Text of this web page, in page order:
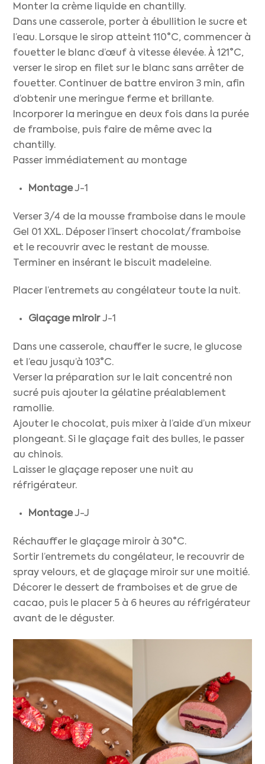
Monter la crème liquide en chantilly.
Dans une casserole, porter à ébullition le sucre et
l’eau. Lorsque le sirop atteint 110°C, commencer à
fouetter le blanc d’œuf à vitesse élevée. À 121°C,
verser le sirop en filet sur le blanc sans arrêter de
fouetter. Continuer de battre environ 3 min, afin
d’obtenir une meringue ferme et brillante.
Incorporer la meringue en deux fois dans la purée
de framboise, puis faire de même avec la
chantilly.
Passer immédiatement au montage
MontageJ-1
Verser 3/4 de la mousse framboise dans le moule
Gel 01 XXL. Déposer l’insert chocolat/framboise
et le recouvrir avec le restant de mousse.
Terminer en insérant le biscuit madeleine.
Placer l’entremets au congélateur toute la nuit.
Glaçage miroirJ-1
Dans une casserole, chauffer le sucre, le glucose
et l’eau jusqu’à 103°C.
Verser la préparation sur le lait concentré non
sucré puis ajouter la gélatine préalablement
ramollie.
Ajouter le chocolat, puis mixer à l’aide d’un mixeur
plongeant. Si le glaçage fait des bulles, le passer
au chinois.
Laisser le glaçage reposer une nuit au
réfrigérateur.
MontageJ-J
Réchauffer le glaçage miroir à 30°C.
Sortir l’entremets du congélateur, le recouvrir de
spray velours, et de glaçage miroir sur une moitié.
Décorer le dessert de framboises et de grue de
cacao, puis le placer 5 à 6 heures au réfrigérateur
avant de le déguster.